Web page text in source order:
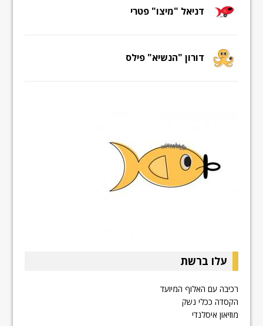
דניאל "מיצו" פטרי
דורון "הנשיא" פילס
עלו ברשת
רכיבה עם האלוף המיועד
הקסדה ככלי נשק
מוזיאון איסלנדי